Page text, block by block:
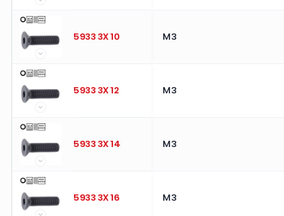
5933 3X 10 M3
5933 3X 12 M3
5933 3X 14 M3
5933 3X 16 M3